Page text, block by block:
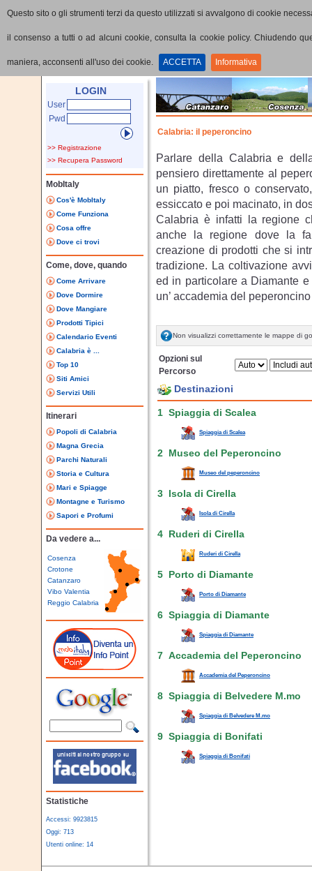
Questo sito o gli strumenti terzi da questo utilizzati si avvalgono di cookie
il consenso a tutti o ad alcuni cookie, consulta la cookie policy. Chiudendo
maniera, acconsenti all'uso dei cookie. ACCETTA Informativa
LOGIN
User
Pwd
>> Registrazione
>> Recupera Password
MobItaly
Cos'è MobItaly
Come Funziona
Cosa offre
Dove ci trovi
Come, dove, quando
Come Arrivare
Dove Dormire
Dove Mangiare
Prodotti Tipici
Calendario Eventi
Calabria è ...
Top 10
Siti Amici
Servizi Utili
Itinerari
Popoli di Calabria
Magna Grecia
Parchi Naturali
Storia e Cultura
Mari e Spiagge
Montagne e Turismo
Sapori e Profumi
Da vedere a...
Cosenza
Crotone
Catanzaro
Vibo Valentia
Reggio Calabria
Statistiche
Accessi: 9923815
Oggi: 713
Utenti online: 14
Calabria: il peperoncino
Parlare della Calabria e
pensiero direttamente al
un piatto, fresco o
essiccato e poi macinato, in
Calabria è infatti la regione
anche la regione dove la
creazione di prodotti che si
tradizione. La coltivazione
ed in particolare a Diamante
un’ accademia del
Non visualizzi correttamente le mappe di
Opzioni sul
Percorso
Destinazioni
1 Spiaggia di Scalea
Spiaggia di Scalea
2 Museo del Peperoncino
Museo del peperoncino
3 Isola di Cirella
Isola di Cirella
4 Ruderi di Cirella
Ruderi di Cirella
5 Porto di Diamante
Porto di Diamante
6 Spiaggia di Diamante
Spiaggia di Diamante
7 Accademia del Peperoncino
Accademia del Peperoncino
8 Spiaggia di Belvedere M.mo
Spiaggia di Belvedere M.mo
9 Spiaggia di Bonifati
Spiaggia di Bonifati